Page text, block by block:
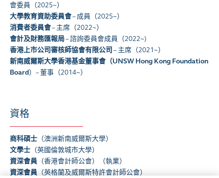
會委員（2025~）
大學教育資助委員會– 成員（2025~）
消費者委員會– 主席（2022~）
會計及財務匯報局– 諮詢委員會成員（2022~)
香港上市公司審核師協會有限公司 – 主席（2021~）
新南威爾斯大學香港基金董事會（UNSW Hong Kong Foundation
Board）– 董事（2014~）
資格
商科碩士 （澳洲新南威爾斯大學）
文學士 （英國倫敦城市大學）
資深會員 （香港會計師公會）（執業）
資深會員 （英格蘭及威爾斯特許會計師公會）